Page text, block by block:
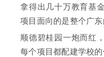
拿得出几十万教育基
项目面向的是整个广东
顺德碧桂园一炮而红
每个项目都配建学校的